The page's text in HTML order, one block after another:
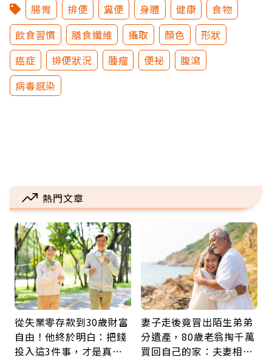
腸胃 排便 糞便 身體 健康
食物
飲食習慣
膳食纖維 攝取 顏色
形狀
癌症
排便狀況 腫瘤 便祕
腹瀉
病毒感染
熱門文章
從失業零存款到30歲財富
自由！他終於明白：把錢
投入這3件事，才是真正
妻子走後竟冒出陌生弟弟
分遺產，80歲老翁掏千萬
買回自己的家：夫妻相守